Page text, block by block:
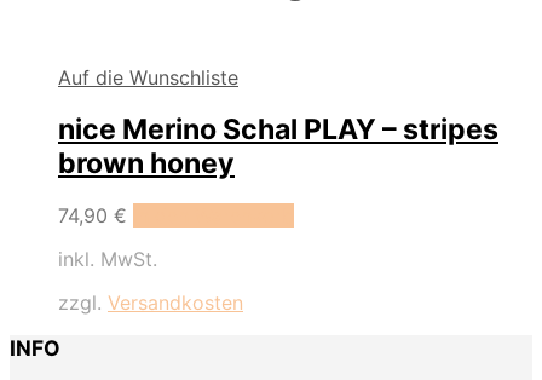
Auf die Wunschliste
nice Merino Schal PLAY – stripes
brown honey
74,90 €
inkl. MwSt.
zzgl. Versandkosten
INFO